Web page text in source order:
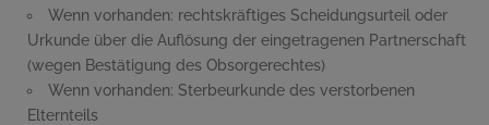
Wenn vorhanden: rechtskräftiges Scheidungsurteil oder
Urkunde über die Auflösung der eingetragenen Partnerschaft
(wegen Bestätigung des Obsorgerechtes)
Wenn vorhanden: Sterbeurkunde des verstorbenen
Elternteils